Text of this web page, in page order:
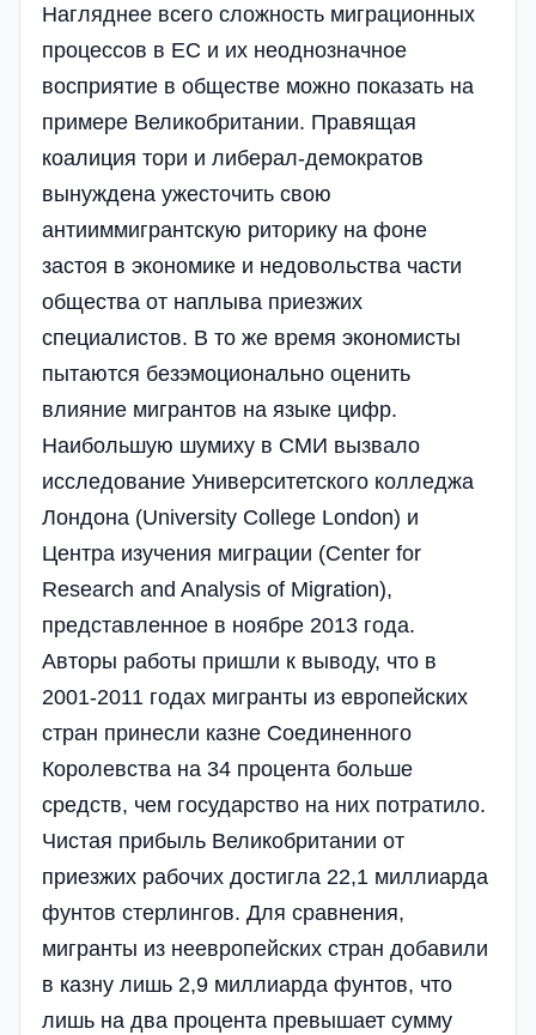
Нагляднее всего сложность миграционных
процессов в ЕС и их неоднозначное
восприятие в обществе можно показать на
примере Великобритании. Правящая
коалиция тори и либерал-демократов
вынуждена ужесточить свою
антииммигрантскую риторику на фоне
застоя в экономике и недовольства части
общества от наплыва приезжих
специалистов. В то же время экономисты
пытаются безэмоционально оценить
влияние мигрантов на языке цифр.
Наибольшую шумиху в СМИ вызвало
исследование Университетского колледжа
Лондона (University College London) и
Центра изучения миграции (Center for
Research and Analysis of Migration),
представленное в ноябре 2013 года.
Авторы работы пришли к выводу, что в
2001-2011 годах мигранты из европейских
стран принесли казне Соединенного
Королевства на 34 процента больше
средств, чем государство на них потратило.
Чистая прибыль Великобритании от
приезжих рабочих достигла 22,1 миллиарда
фунтов стерлингов. Для сравнения,
мигранты из неевропейских стран добавили
в казну лишь 2,9 миллиарда фунтов, что
лишь на два процента превышает сумму